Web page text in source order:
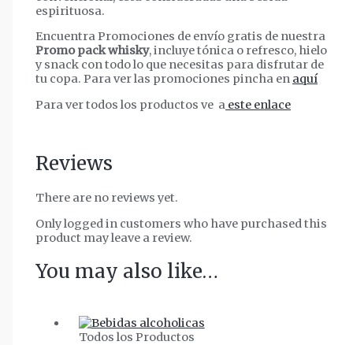
espirituosa.
Encuentra Promociones de envío gratis de nuestra
Promo pack whisky, incluye tónica o refresco, hielo
y snack con todo lo que necesitas para disfrutar de
tu copa. Para ver las promociones pincha en aquí
Para ver todos los productos ve a este enlace
Reviews
There are no reviews yet.
Only logged in customers who have purchased this
product may leave a review.
You may also like…
Todos los Productos